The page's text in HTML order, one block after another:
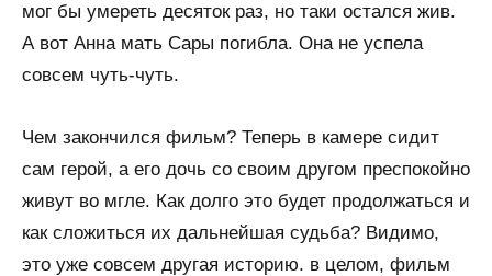
мог бы умереть десяток раз, но таки остался жив.
А вот Анна мать Сары погибла. Она не успела
совсем чуть-чуть.
Чем закончился фильм? Теперь в камере сидит
сам герой, а его дочь со своим другом преспокойно
живут во мгле. Как долго это будет продолжаться и
как сложиться их дальнейшая судьба? Видимо,
это уже совсем другая историю. в целом, фильм